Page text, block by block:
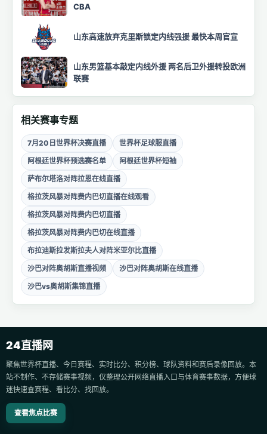
CBA
山东高速放弃克里斯锁定内线强援 最快本周官宣
山东男篮基本敲定内线外援 两名后卫外援转投欧洲
联赛
相关赛事专题
7月20日世界杯决赛直播
世界杯足球服直播
阿根廷世界杯预选赛名单
阿根廷世界杯短袖
萨布尔塔洛对阵拉恩在线直播
格拉茨风暴对阵费内巴切直播在线观看
格拉茨风暴对阵费内巴切直播
格拉茨风暴对阵费内巴切在线直播
布拉迪斯拉发斯拉夫人对阵米亚尔比直播
沙巴对阵奥胡斯直播视频
沙巴对阵奥胡斯在线直播
沙巴vs奥胡斯集锦直播
24直播网
聚焦世界杯直播、今日赛程、实时比分、积分榜、球队资料和赛后录像回放。本
站不制作、不存储赛事视频，仅整理公开网络直播入口与体育赛事数据，方便球
迷快速查赛程、看比分、找回放。
查看焦点比赛